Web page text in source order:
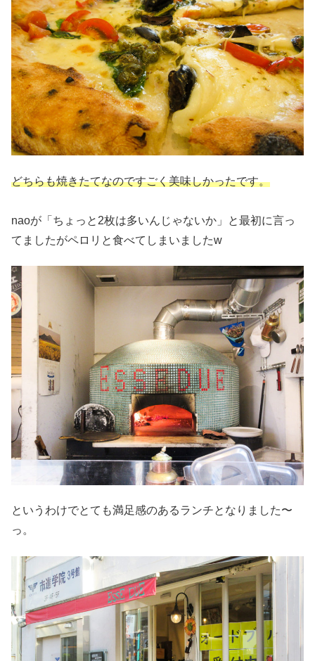
どちらも焼きたてなのですごく美味しかったです。
naoが「ちょっと2枚は多いんじゃないか」と最初に言っ
てましたがペロリと食べてしまいましたw
というわけでとても満足感のあるランチとなりました〜
っ。